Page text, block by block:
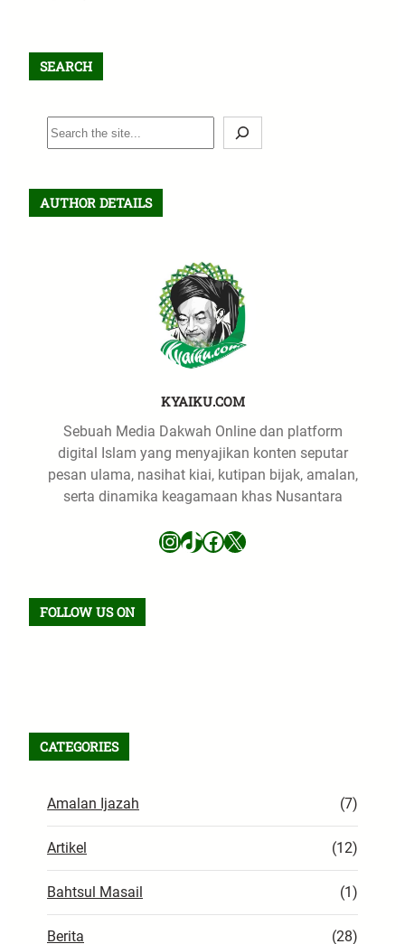
SEARCH
S
e
r
c
AUTHOR DETAILS
KYAIKU.COM
Sebuah Media Dakwah Online dan platform
digital Islam yang menyajikan konten seputar
pesan ulama, nasihat kiai, kutipan bijak, amalan,
serta dinamika keagamaan khas Nusantara
InstagramTikTok Facebook X
FOLLOW US ON
CATEGORIES
Amalan Ijazah (7)
Artikel (12)
Bahtsul Masail (1)
Berita (28)